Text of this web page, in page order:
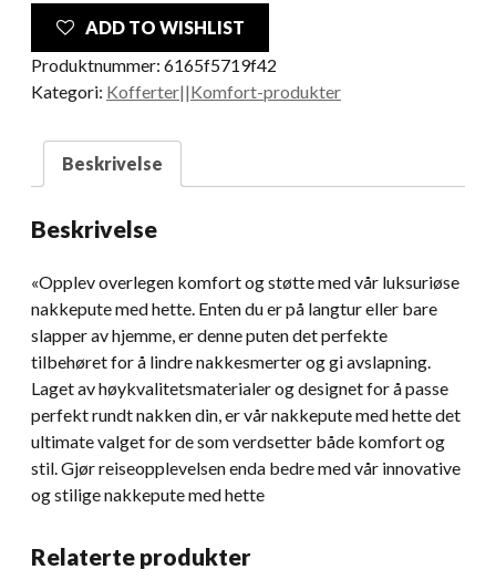
ADD TO WISHLIST
Produktnummer: 6165f5719f42
Kategori: Kofferter||Komfort-produkter
Beskrivelse
Beskrivelse
«Opplev overlegen komfort og støtte med vår luksuriøse
nakkepute med hette. Enten du er på langtur eller bare
slapper av hjemme, er denne puten det perfekte
tilbehøret for å lindre nakkesmerter og gi avslapning.
Laget av høykvalitetsmaterialer og designet for å passe
perfekt rundt nakken din, er vår nakkepute med hette det
ultimate valget for de som verdsetter både komfort og
stil. Gjør reiseopplevelsen enda bedre med vår innovative
og stilige nakkepute med hette
Relaterte produkter